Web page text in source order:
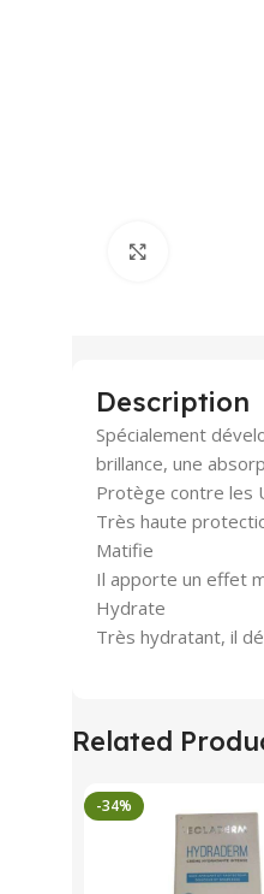
Description
Spécialement
brillance, une
Protège contre les
Très haute
Matifie
Il apporte un effet
Hydrate
Très hydratant, il
Related
-34%